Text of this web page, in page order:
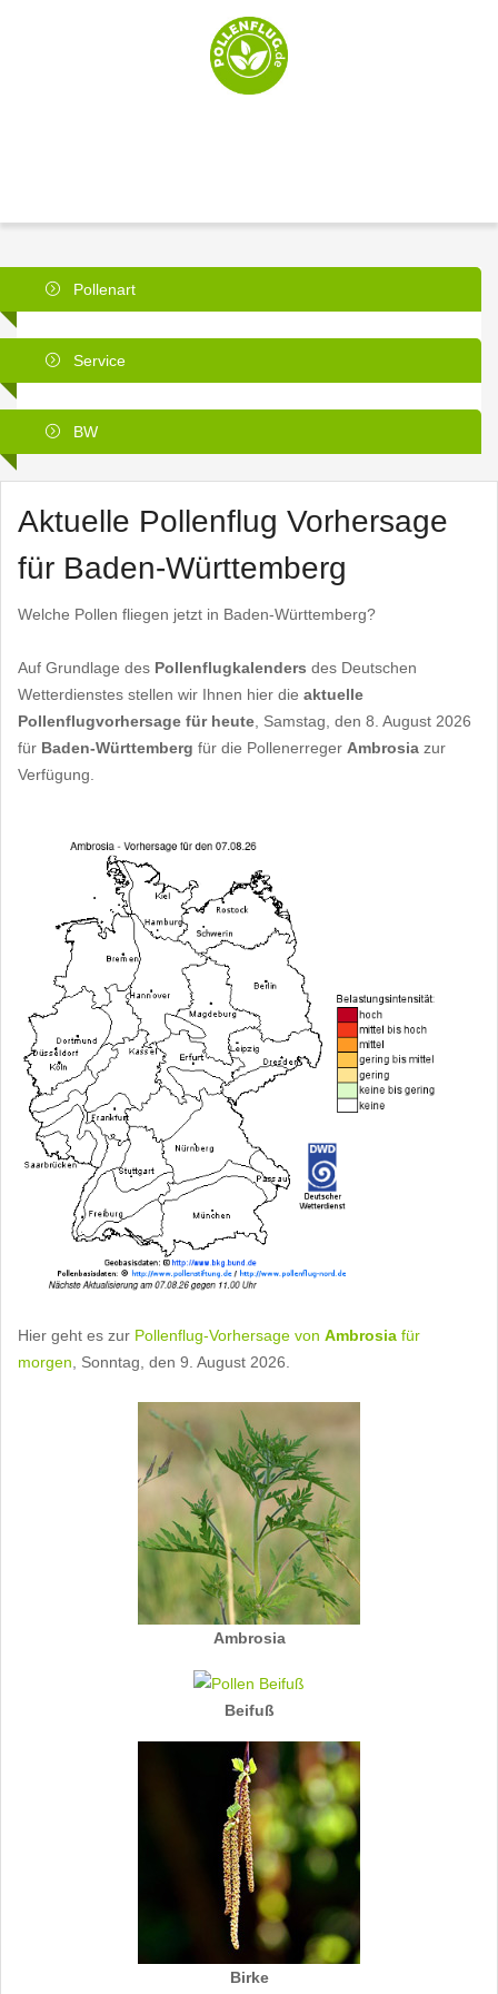
Pollenart
Service
BW
Aktuelle Pollenflug Vorhersage
für Baden-Württemberg
Welche Pollen fliegen jetzt in Baden-Württemberg?
Auf Grundlage des Pollenflugkalenders des Deutschen
Wetterdienstes stellen wir Ihnen hier die aktuelle
Pollenflugvorhersage für heute , Samstag, den 8. August 2026
für Baden-Württemberg für die Pollenerreger Ambrosia zur
Verfügung.
Hier geht es zur Pollenflug-Vorhersage von Ambrosia für
morgen , Sonntag, den 9. August 2026.
Ambrosia
Beifuß
Birke